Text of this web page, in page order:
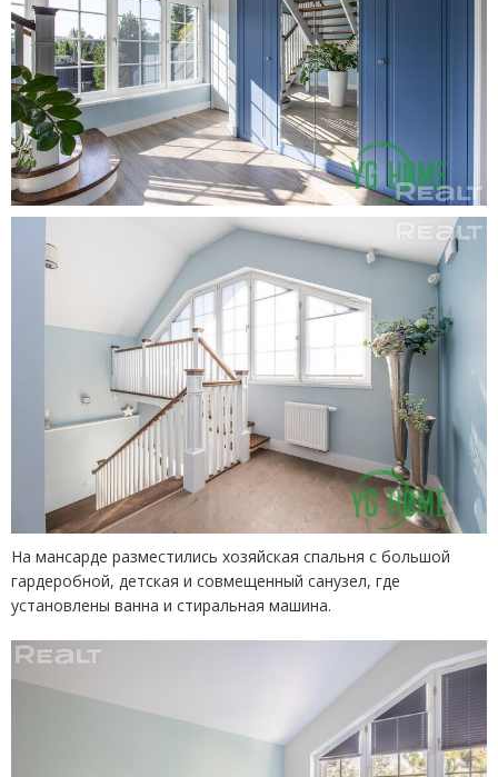
На мансарде разместились хозяйская спальня с большой
гардеробной, детская и совмещенный санузел, где
установлены ванна и стиральная машина.